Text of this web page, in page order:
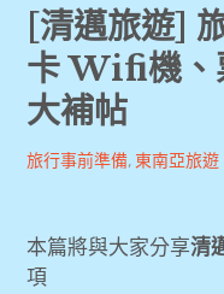
旅行事前準備
[旅行準備]
[旅行準備] 出國
旅遊行程、信用
[清邁旅遊]
卡 Wifi機、
大補帖
Andrew
2019-
旅行事前準備, 東南亞旅遊
本篇將與大家分享清
項